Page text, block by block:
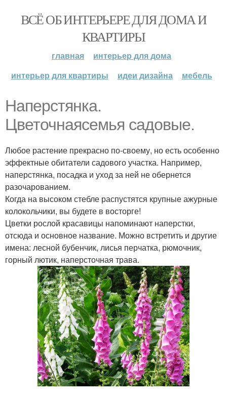
ВСЁ ОБ ИНТЕРЬЕРЕ ДЛЯ ДОМА И
КВАРТИРЫ
главная
интерьер для дома
интерьер для квартиры
идеи дизайна мебель
Наперстянка.
Цветочнаясемья садовые.
Любое растение прекрасно по-своему, но есть особенно
эффектные обитатели садового участка. Например,
наперстянка, посадка и уход за ней не обернется
разочарованием.
Когда на высоком стебле распустятся крупные ажурные
колокольчики, вы будете в восторге!
Цветки рослой красавицы напоминают наперстки,
отсюда и основное название. Можно встретить и другие
имена: лесной бубенчик, лисья перчатка, рюмочник,
горный лютик, наперсточная трава.